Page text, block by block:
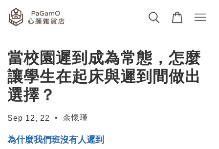
當校園遲到成為常態，怎麼
讓學生在起床與遲到間做出
選擇？
Sep 12, 22 • 余懷瑾
為什麼我們班沒有人遲到